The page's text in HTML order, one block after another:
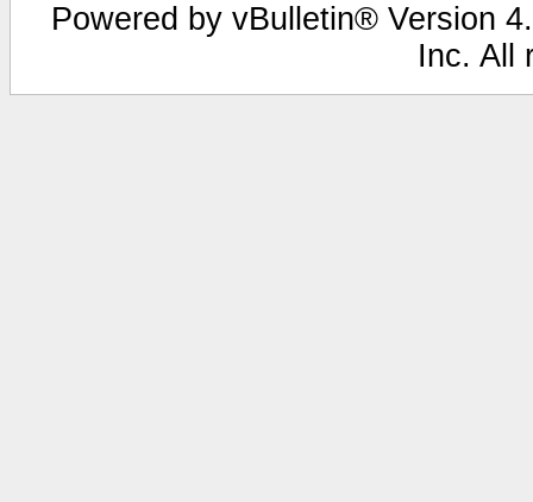
Powered by vBulletin® Version
Inc. All